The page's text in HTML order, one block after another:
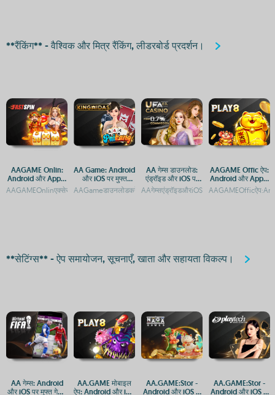
**रैंकिंग** - वैश्विक और मित्र रैंकिंग, लीडरबोर्ड प्रदर्शन।
AAGAME Onlin:
Android और Apple
प्लेटफ़ॉर्म पर एक्सेस और
ऐप डाउनलोड गाइड
AA Game: Android
और iOS पर मुफ्त
डाउनलोड और एक्सेस
गाइड
AA गेम्स डाउनलोड:
एंड्रॉइड और iOS पर
मुफ्त गेमिंग का आनंद
AAGAME Offic ऐप:
Android और Apple
के लिए एक्सेस गाइड
**सेटिंग्स** - ऐप समायोजन, सूचनाएँ, खाता और सहायता विकल्प।
AA गेम्स: Android
और iOS पर मुफ्त गेमिंग
AA.GAME मोबाइल
ऐप: Android और iOS
AA.GAME:Stor -
Android और iOS के
AA.GAME:Stor -
Android और iOS के